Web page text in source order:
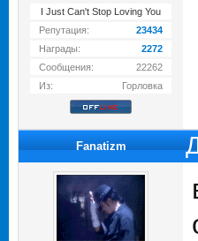
I Just Can't Stop Loving You
Репутация:
23434
Награды:
2272
Сообщения:
22262
Из:
Горловка
Fanatizm